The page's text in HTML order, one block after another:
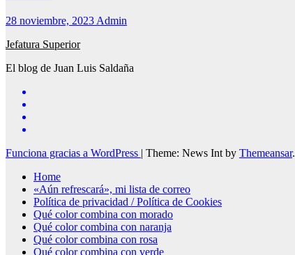
28 noviembre, 2023 Admin
Jefatura Superior
El blog de Juan Luis Saldaña
Funciona gracias a WordPress | Theme: News Int by Themeansar.
Home
«Aún refrescará», mi lista de correo
Política de privacidad / Política de Cookies
Qué color combina con morado
Qué color combina con naranja
Qué color combina con rosa
Qué color combina con verde